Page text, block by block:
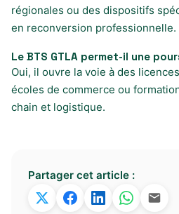
régionales ou des dispositifs
en reconversion professionnelle.
Le BTS GTLA permet-il une
Oui, il ouvre la voie à des
écoles de commerce ou
chain et logistique.
Partager cet article :